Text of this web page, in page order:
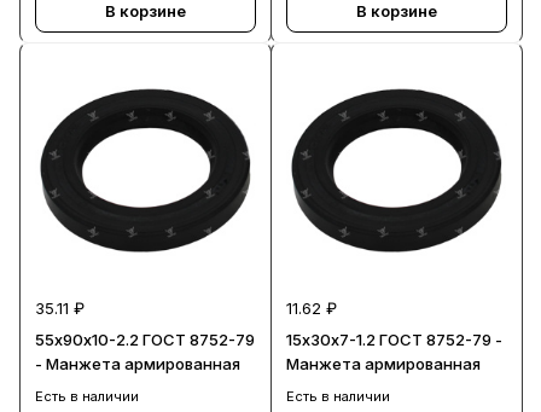
В корзине В корзине
35.11 ₽
55х90х10-2.2 ГОСТ 8752-79
- Манжета армированная
Есть в наличии
11.62 ₽
15х30х7-1.2 ГОСТ 8752-79 -
Манжета армированная
Есть в наличии